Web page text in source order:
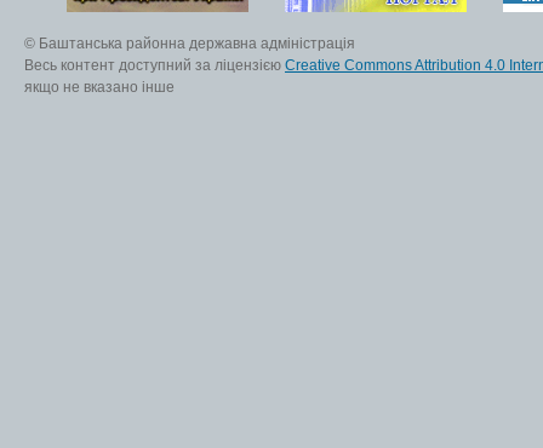
© Баштанська районна державна адміністрація
Весь контент доступний за ліцензією Creative Commons Attribution 4.0
якщо не вказано інше